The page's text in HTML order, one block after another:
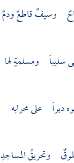
وسيفٌ قاطعٌ ودمٌ
ومسلمةٍ لها
على محرابه
خلوقٌ وتحريقُ المساجدِ